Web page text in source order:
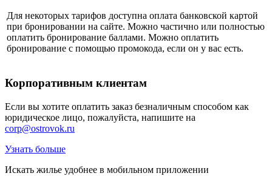
Для некоторых тарифов доступна оплата банковской картой
при бронировании на сайте. Можно частично или полностью
оплатить бронирование баллами. Можно оплатить
бронирование с помощью промокода, если он у вас есть.
Корпоративным клиентам
Если вы хотите оплатить заказ безналичным способом как
юридическое лицо, пожалуйста, напишите на
corp@ostrovok.ru
Узнать больше
Искать жилье удобнее в мобильном приложении